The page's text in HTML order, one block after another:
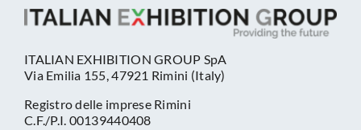
ITALIAN EXHIBITION GROUP SpA
Via Emilia 155, 47921 Rimini (Italy)
Registro delle imprese Rimini
C.F./P.I. 00139440408